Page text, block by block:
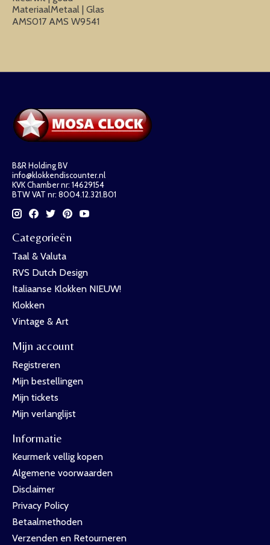
MateriaalMetaal | Glas
AMS017 AMS W9541
B&R Holding BV
info@klokkendiscounter.nl
KVK Chamber nr: 14629154
BTW VAT nr: 8004.12.321.B01
Categorieën
Taal & Valuta
RVS Dutch Design
Italiaanse Klokken NIEUW!
Klokken
Vintage & Art
Mijn account
Registreren
Mijn bestellingen
Mijn tickets
Mijn verlanglijst
Informatie
Keurmerk vellig kopen
Algemene voorwaarden
Disclaimer
Privacy Policy
Betaalmethoden
Verzenden en Retourneren